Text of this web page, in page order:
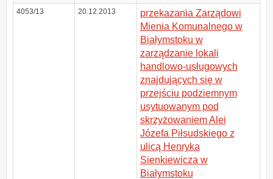
4053/13 20.12.2013
przekazania Zarządowi
Mienia Komunalnego w
Białymstoku w
zarządzanie lokali
handlowo-usługowych
znajdujących się w
przejściu podziemnym
usytuowanym pod
skrzyżowaniem Alei
Józefa Piłsudskiego z
ulicą Henryka
Sienkiewicza w
Białymstoku